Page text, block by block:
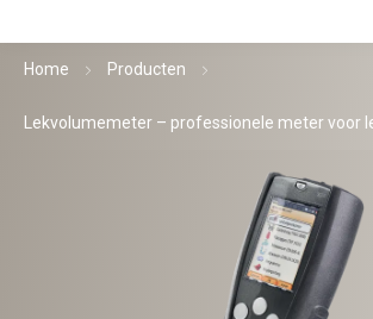
Home Producten
Lekvolumemeter – professionele meter voor